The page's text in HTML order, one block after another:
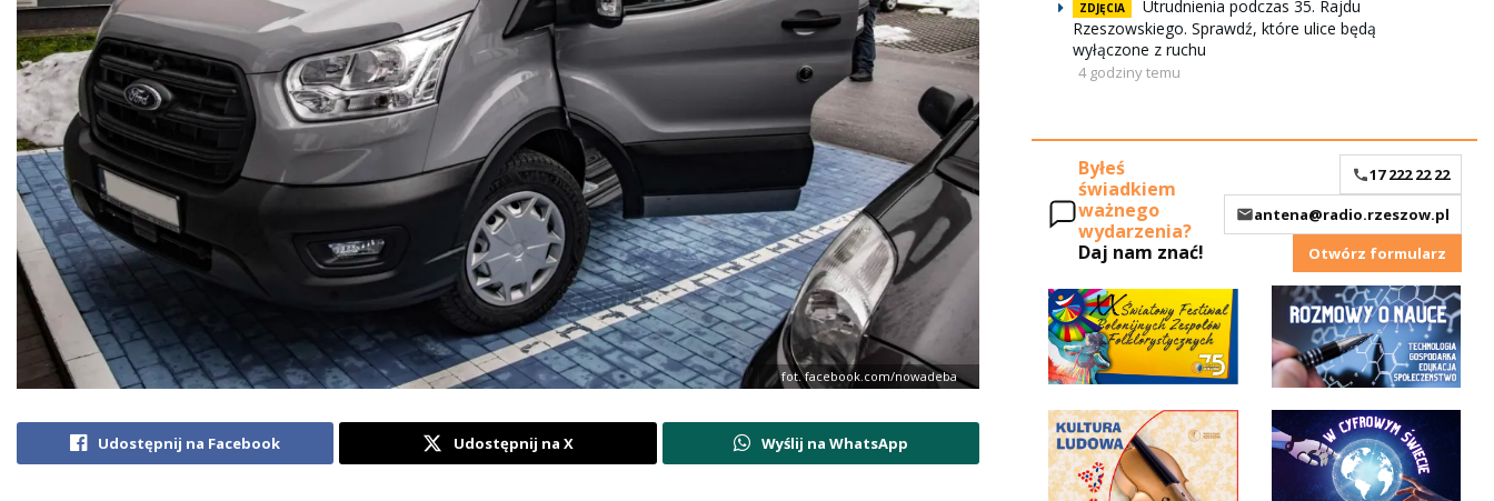
fot. facebook.com/nowadeba
Udostępnij na Facebook Udostępnij na X Wyślij na WhatsApp
ZDJĘCIA
Utrudnienia podczas 35. Rajdu
Rzeszowskiego. Sprawdź, które ulice będą
wyłączone z ruchu
4 godziny temu
Byłeś
świadkiem
ważnego
wydarzenia?
Daj nam znać!
17 222 22 22
antena@radio.rzeszow.pl
Otwórz formularz